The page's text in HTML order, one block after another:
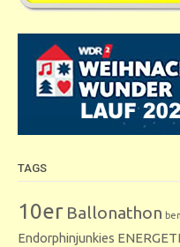
TAGS
10er Ballonathon
Endorphinjunkies